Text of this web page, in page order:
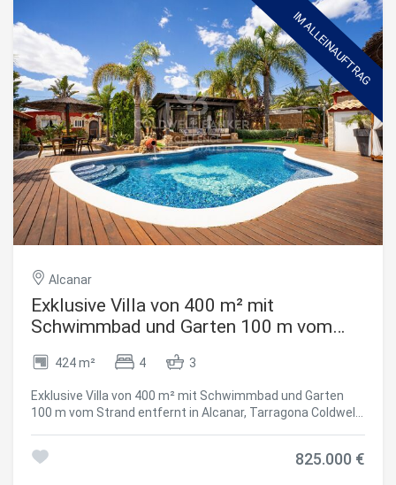
IM ALLEINAUFTRAG
Alcanar
Exklusive Villa von 400 m² mit
Schwimmbad und Garten 100 m vom
424 m² 4 3
Exklusive Villa von 400 m² mit Schwimmbad und Garten
100 m vom Strand entfernt in Alcanar, Tarragona Coldwell
liegt, in einem der ruhigsten und privilegiertesten Gebiete
825.000 €